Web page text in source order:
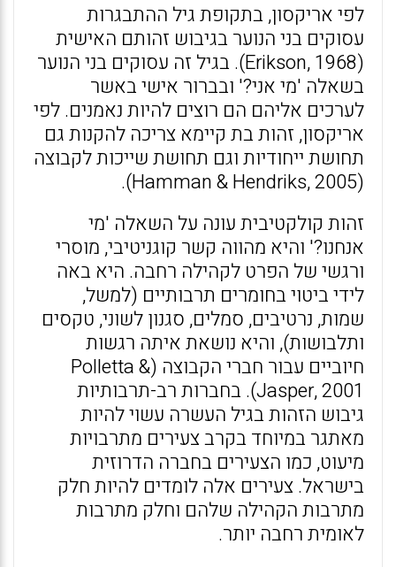
לפי אריקסון, בתקופת גיל ההתבגרות
עסוקים בני הנוער בגיבוש זהותם האישית
(Erikson, 1968). בגיל זה עסוקים בני הנוער
בשאלה 'מי אני?' ובברור אישי באשר
לערכים אליהם הם רוצים להיות נאמנים. לפי
אריקסון, זהות בת קיימא צריכה להקנות גם
תחושת ייחודיות וגם תחושת שייכות לקבוצה
(Hamman & Hendriks, 2005).
זהות קולקטיבית עונה על השאלה 'מי
אנחנו?' והיא מהווה קשר קוגניטיבי, מוסרי
ורגשי של הפרט לקהילה רחבה. היא באה
לידי ביטוי בחומרים תרבותיים (למשל,
שמות, נרטיבים, סמלים, סגנון לשוני, טקסים
ותלבושות), והיא נושאת איתה רגשות
חיוביים עבור חברי הקבוצה (Polletta &
Jasper, 2001). בחברות רב-תרבותיות
גיבוש הזהות בגיל העשרה עשוי להיות
מאתגר במיוחד בקרב צעירים מתרבויות
מיעוט, כמו הצעירים בחברה הדרוזית
בישראל. צעירים אלה לומדים להיות חלק
מתרבות הקהילה שלהם וחלק מתרבות
לאומית רחבה יותר.